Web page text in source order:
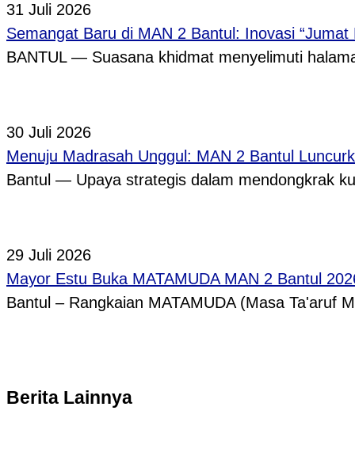
31 Juli 2026
Semangat Baru di MAN 2 Bantul: Inovasi
BANTUL — Suasana khidmat menyelimuti
30 Juli 2026
Menuju Madrasah Unggul: MAN 2 Bantul
Bantul — Upaya strategis dalam mendongkrak
29 Juli 2026
Mayor Estu Buka MATAMUDA MAN 2 Bantul
Bantul – Rangkaian MATAMUDA (Masa Ta'aruf
Berita Lainnya